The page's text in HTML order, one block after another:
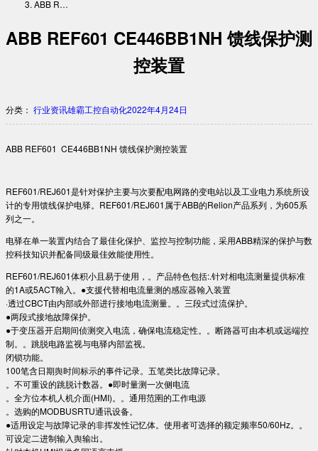
ABB R…
ABB REF601 CE446BB1NH 馈线保护测
控装置
分类： 行业资讯雄霸工控自动化2022年4月24日
ABB REF601 CE446BB1NH 馈线保护测控装置
REF601/REJ601是针对保护主要与次要配电网路的变电站以及工业电力系统所设
计的专用馈线保护电驿。REF601/REJ601属于ABB的Relion产品系列，为605系
列之一。
电驿在单一装置内结合了最佳化保护、监控与控制功能，采用ABB精深的保护与数
控科技知识并配备同级最佳效能使用性。
REF601/REJ601体积小且易于使用，。产品特色包括:.针对相电流测量提供标准
的1A或5ACT翰入。●支援代替相电流量测的感应器翰入装置
·透过CBCT由内部或外部进行接地电流测量。。三段式过流保护。
●两段式接地故障保护。
●于变压器开启期间侦测突入电流，确保电流稳定性。。断路器可由本机或远端控
制。。跳脱电路监视与电驿内部监视。
闭锁功能。
100笔含日期舆时间标示的事件记录。五笔类比故障记录。
。不可重设的跳脱计数器。●即时量测一次侧电流
。全方位本机人机介面(HMI)。。通用范圉的工作电源
。选购的MODBUSRTU通讯设备。
●适用设定与故障记录的非挥发性记忆体。使用者可选择的额定频率50/60Hz。。
可设定二进制输入舆输出。